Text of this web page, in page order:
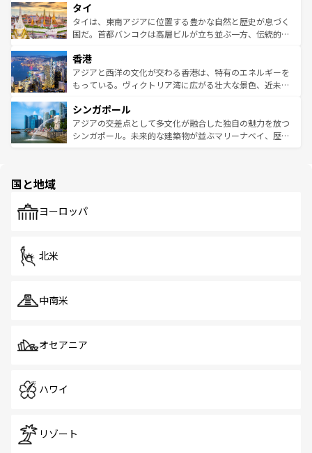
リティに包まれながら、韓国の多彩な魅力を心ゆくまで味
わってみてほしい。 なお、新着の韓国情報はコンテンツ一
覧を参照してほしい。
急速な発展と共に伝統が息づく。ハノイの古い町並みやホ
ーチミン市のフランス統治時代の建物も、独特の雰囲気を
醸し出している。また、バラエティの豊かさとおいしさで
とつ。フォーやバインミー、ベトナムコーヒーなどは、ぜ
ひ現地で味わいたい。どの地域を訪れてもあたたかい人々
が旅行者を迎えてくれるので、きっと忘れられない旅にな
参照してほしい。
タイ
タイは、東南アジアに位置する豊かな自然と歴史が息づく
国だ。首都バンコクは高層ビルが立ち並ぶ一方、伝統的な
の活気が交差している。北部ではチェンマイなどの山岳地
帯で自然と触れ合い、南部ではプーケットやクラビの美し
いビーチでリゾート気分を楽しむことができる。タイ料理
激する。気候は一年中温暖で、どの季節にも異なる楽しみ
が待っている。親しみやすいタイの人々、仏教を中心とし
た文化、そして多様な観光資源が、訪れる旅人を魅了し続
香港
アジアと西洋の文化が交わる香港は、特有のエネルギーを
もっている。ヴィクトリア湾に広がる壮大な景色、近未来
み、どこを訪れても感動するはず。観光スポットが密集し
ており、効率よく見どころを回れるのも魅力。息をのむよ
うな絶景から文化的な体験まで、香港を存分に楽しみ尽く
シンガポール
アジアの交差点として多文化が融合した独自の魅力を放つ
シンガポール。未来的な建築物が並ぶマリーナベイ、歴史
で、ホーカーズは地元の風情を楽しめる外せないスポット
国と地域
ヨーロッパ
北米
中南米
オセアニア
ハワイ
リゾート